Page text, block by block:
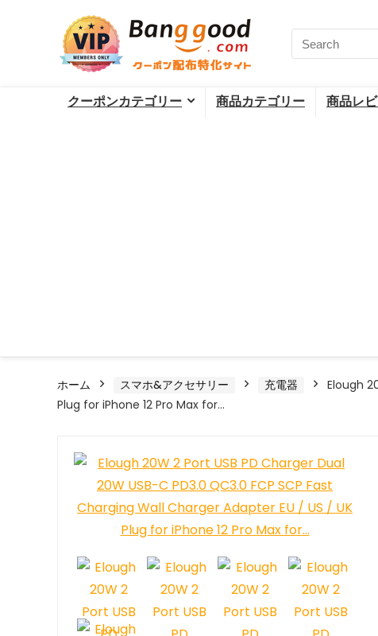
クーポンカテゴリー 商品カテゴリー 商品レ
ホーム スマホ&アクセサリー 充電器
Elough
Plug for iPhone 12 Pro Max for…